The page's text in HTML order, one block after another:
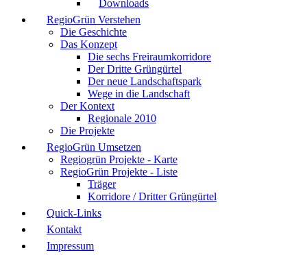
Downloads
RegioGrün Verstehen
Die Geschichte
Das Konzept
Die sechs Freiraumkorridore
Der Dritte Grüngürtel
Der neue Landschaftspark
Wege in die Landschaft
Der Kontext
Regionale 2010
Die Projekte
RegioGrün Umsetzen
Regiogrün Projekte - Karte
RegioGrün Projekte - Liste
Träger
Korridore / Dritter Grüngürtel
Quick-Links
Kontakt
Impressum